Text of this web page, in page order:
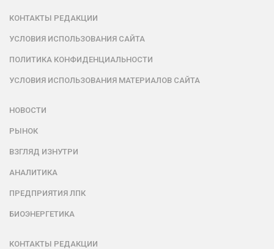
КОНТАКТЫ РЕДАКЦИИ
УСЛОВИЯ ИСПОЛЬЗОВАНИЯ САЙТА
ПОЛИТИКА КОНФИДЕНЦИАЛЬНОСТИ
УСЛОВИЯ ИСПОЛЬЗОВАНИЯ МАТЕРИАЛОВ САЙТА
НОВОСТИ
РЫНОК
ВЗГЛЯД ИЗНУТРИ
АНАЛИТИКА
ПРЕДПРИЯТИЯ ЛПК
БИОЭНЕРГЕТИКА
КОНТАКТЫ РЕДАКЦИИ